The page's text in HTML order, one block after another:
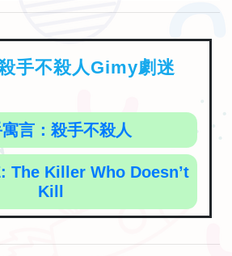
手不殺人Gimy劇迷
言：殺手不殺人
The Killer Who Doesn’t
Kill